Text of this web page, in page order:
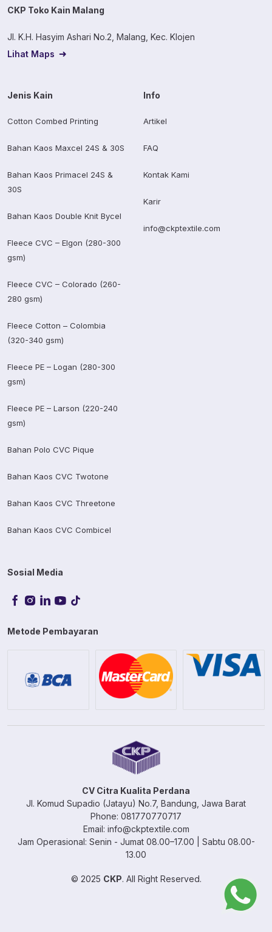
CKP Toko Kain Malang
Jl. K.H. Hasyim Ashari No.2, Malang, Kec. Klojen
Lihat Maps
Jenis Kain
Cotton Combed Printing
Bahan Kaos Maxcel 24S & 30S
Bahan Kaos Primacel 24S &
30S
Bahan Kaos Double Knit Bycel
Fleece CVC – Elgon (280-300
gsm)
Fleece CVC – Colorado (260-
280 gsm)
Fleece Cotton – Colombia
(320-340 gsm)
Fleece PE – Logan (280-300
gsm)
Fleece PE – Larson (220-240
gsm)
Bahan Polo CVC Pique
Bahan Kaos CVC Twotone
Bahan Kaos CVC Threetone
Bahan Kaos CVC Combicel
Info
Artikel
FAQ
Kontak Kami
Karir
info@ckptextile.com
Sosial Media
Metode Pembayaran
CV Citra Kualita Perdana
Jl. Komud Supadio (Jatayu) No.7, Bandung, Jawa Barat
Phone: 081770770717
Email: info@ckptextile.com
Jam Operasional: Senin - Jumat 08.00–17.00 | Sabtu 08.00-
13.00
© 2025 CKP. All Right Reserved.